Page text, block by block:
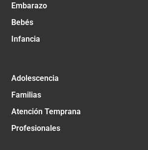
Embarazo
Bebés
Infancia
Adolescencia
Familias
Atención Temprana
Profesionales